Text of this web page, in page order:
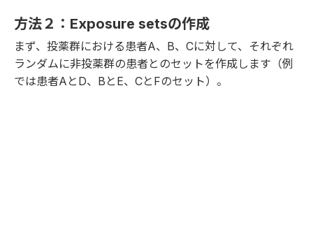
方法２：Exposure setsの作成
まず、投薬群における患者A、B、Cに対して、それぞれ
ランダムに非投薬群の患者とのセットを作成します（例
では患者AとD、BとE、CとFのセット）。